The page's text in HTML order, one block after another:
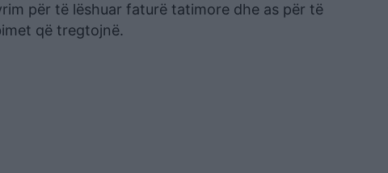
për të lëshuar faturë tatimore dhe as për të
që tregtojnë.